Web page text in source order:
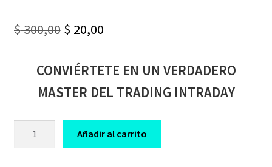
$300,00 Original
was:
$ 300,00.
$ 20,00Current
is:
$ 20,00.
CONVIÉRTETE EN UN VERDADERO
MASTER DEL TRADING INTRADAY
Añadir al carrito